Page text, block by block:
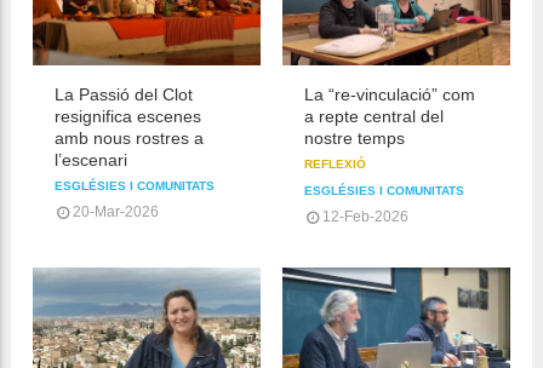
La Passió del Clot
resignifica escenes
amb nous rostres a
l’escenari
ESGLÉSIES I COMUNITATS
20-Mar-2026
La “re-vinculació” com
a repte central del
nostre temps
REFLEXIÓ
ESGLÉSIES I COMUNITATS
12-Feb-2026